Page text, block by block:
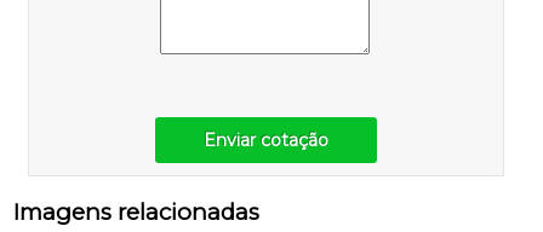
Enviar cotação
Imagens relacionadas